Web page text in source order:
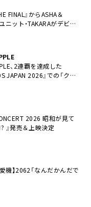
FINAL』からASHA＆
ニット・TAKARAがデビュ
、2連覇を達成した
JAPAN 2026』での「クス
ォーマンスをYouTube公開
2026 昭和が見て
』発売＆上映決定
機】2062「なんだかんだで